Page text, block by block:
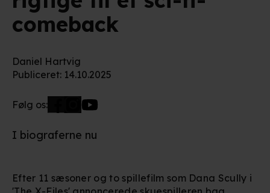
comeback
Daniel Hartvig
Publiceret: 14.10.2025
Følg os:
I biograferne nu
Efter 11 sæsoner og to spillefilm som Dana Scully i